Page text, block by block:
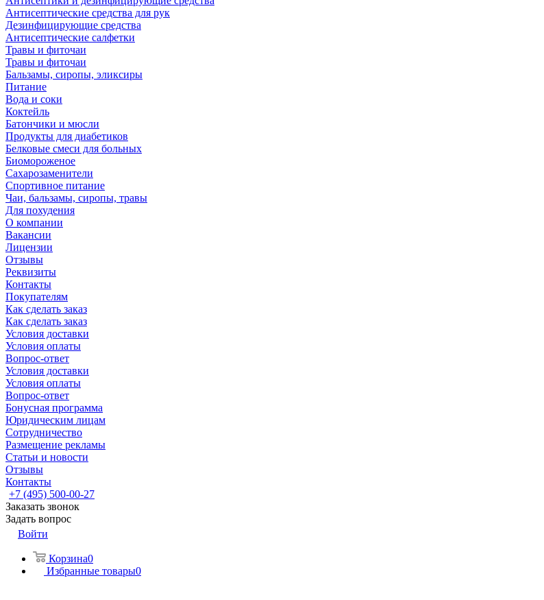
Антисептические средства для рук
Дезинфицирующие средства
Антисептические салфетки
Травы и фиточаи
Травы и фиточаи
Бальзамы, сиропы, эликсиры
Питание
Вода и соки
Коктейль
Батончики и мюсли
Продукты для диабетиков
Белковые смеси для больных
Биомороженое
Сахарозаменители
Спортивное питание
Чаи, бальзамы, сиропы, травы
Для похудения
О компании
Вакансии
Лицензии
Отзывы
Реквизиты
Контакты
Покупателям
Как сделать заказ
Как сделать заказ
Условия доставки
Условия оплаты
Вопрос-ответ
Условия доставки
Условия оплаты
Вопрос-ответ
Бонусная программа
Юридическим лицам
Сотрудничество
Размещение рекламы
Статьи и новости
Отзывы
Контакты
+7 (495) 500-00-27
Заказать звонок
Задать вопрос
Войти
Корзина0
Избранные товары0